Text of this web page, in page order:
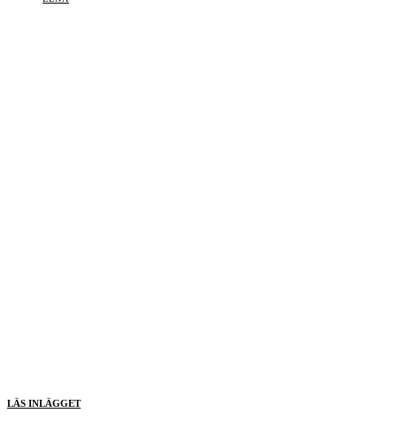
LÄS INLÄGGET